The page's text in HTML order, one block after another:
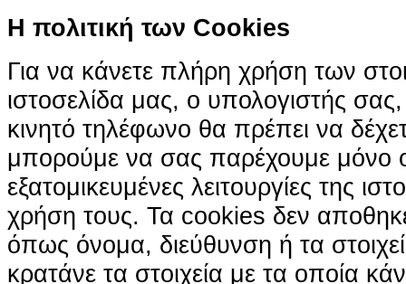
H πολιτική των Cookies
Για να κάνετε πλήρη χρήση των
ιστοσελίδα μας, ο υπολογιστής
κινητό τηλέφωνο θα πρέπει να
μπορούμε να σας παρέχουμε μόνο
εξατομικευμένες λειτουργίες της
χρήση τους. Τα cookies δεν
όπως όνομα, διεύθυνση ή τα
κρατάνε τα στοιχεία με τα οποία